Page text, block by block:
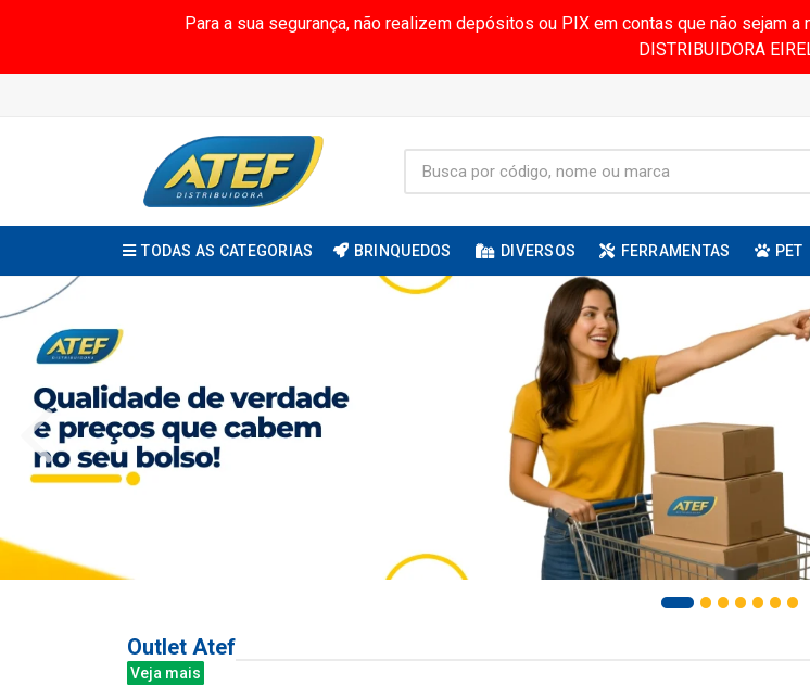
Para a sua segurança, não realizem depósitos ou PIX em contas que não sejam
DISTRIBUIDORA
TODAS AS CATEGORIAS BRINQUEDOS DIVERSOS FERRAMENTAS PET
Outlet Atef
Veja mais